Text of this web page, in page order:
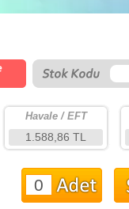
Havale / EFT
1.588,86 TL